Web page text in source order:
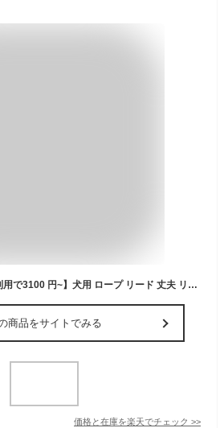
【500円OFFクーポンご利用で3100 円~】犬用 ロープ リード 丈夫 リード ナイロン 大型犬 おしゃれ 太め 中型 中型犬 大型 子犬 ロープタイプ ドッグリード 散歩 お出かけ トレーニング 頑丈 ストラップ 散歩用リード カラフル ナスカン 握りやすい 軽量
商品をサイトでみる
価格と在庫を楽天でチェック >>